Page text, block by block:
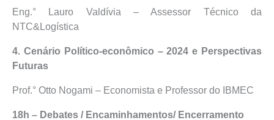
Eng.° Lauro Valdívia – Assessor Técnico da
NTC&Logística
4. Cenário Político-econômico – 2024 e Perspectivas
Futuras
Prof.° Otto Nogami – Economista e Professor do IBMEC
18h – Debates / Encaminhamentos/ Encerramento